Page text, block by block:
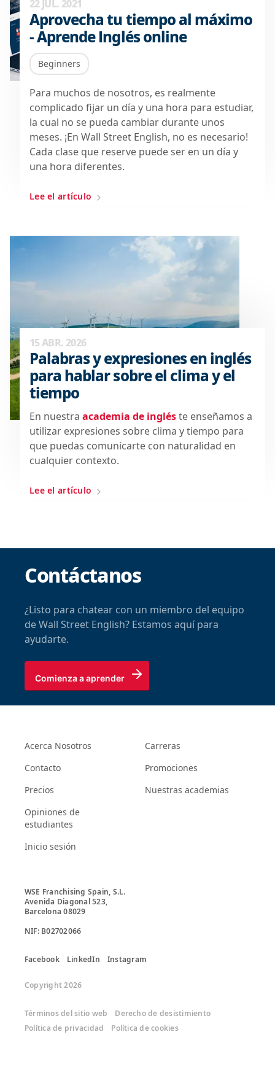
22 JUL. 2021
Aprovecha tu tiempo al máximo
- Aprende Inglés online
Beginners
Para muchos de nosotros, es realmente
complicado fijar un día y una hora para estudiar,
la cual no se pueda cambiar durante unos
meses. ¡En Wall Street English, no es necesario!
Cada clase que reserve puede ser en un día y
una hora diferentes.
Lee el artículo
15 ABR. 2026
Palabras y expresiones en inglés
para hablar sobre el clima y el
tiempo
En nuestra academia de ingléste enseñamos a
utilizar expresiones sobre clima y tiempo para
que puedas comunicarte con naturalidad en
cualquier contexto.
Lee el artículo
Contáctanos
¿Listo para chatear con un miembro del equipo
de Wall Street English? Estamos aquí para
ayudarte.
Comienza a aprender
Acerca Nosotros
Contacto
Precios
Opiniones de
estudiantes
Inicio sesión
Carreras
Promociones
Nuestras academias
WSE Franchising Spain, S.L.
Avenida Diagonal 523,
Barcelona 08029
Facebook LinkedIn Instagram
Copyright 2026
Términos del sitio web
Derecho de desistimiento
Política de privacidad
Política de cookies